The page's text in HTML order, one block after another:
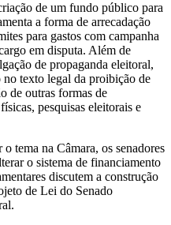
de um fundo público para
a forma de arrecadação
para gastos com campanha
em disputa. Além de
de propaganda eleitoral,
texto legal da proibição de
de outras formas de
pesquisas eleitorais e
tema na Câmara, os senadores
o sistema de financiamento
discutem a construção
de Lei do Senado